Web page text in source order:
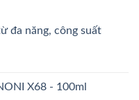
đa năng, công suất
X68 - 100ml